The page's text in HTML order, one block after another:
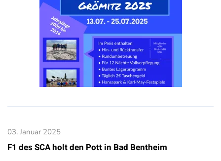
03. Januar 2025
F1 des SCA holt den Pott in Bad Bentheim